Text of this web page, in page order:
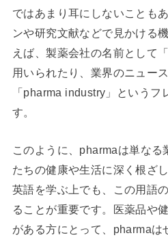
ではあまり耳にしないことも
ンや研究文献などで見かける
えば、製薬会社の名前として
用いられたり、業界のニュー
「pharma industry」というフ
す。
このように、pharmaは単なる
たちの健康や生活に深く根ざ
英語を学ぶ上でも、この用語
ることが重要です。医薬品や
がある方にとって、pharmaは